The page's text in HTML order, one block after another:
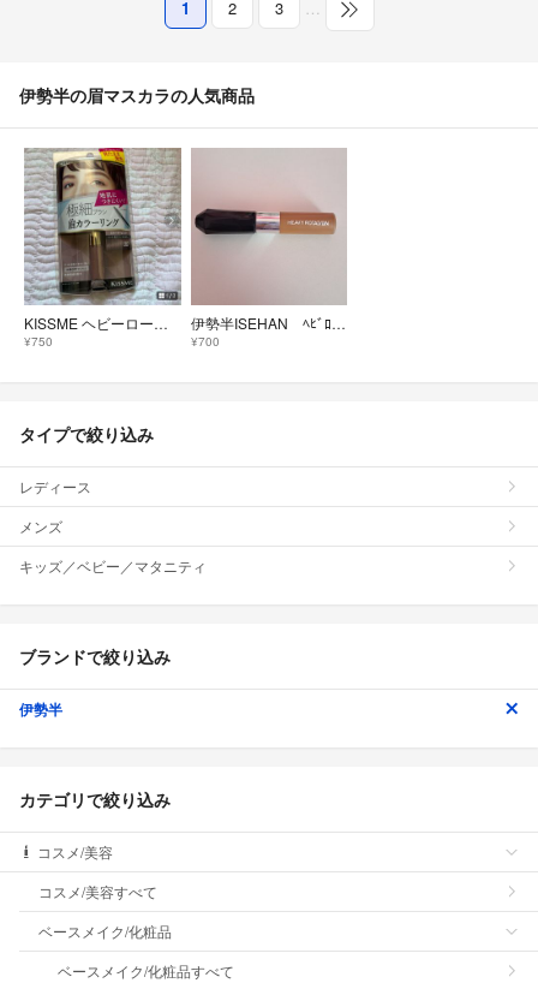
1 2 3 …
伊勢半の眉マスカラの人気商品
KISSME ヘビーローテーション 眉カラーリング スキンセンサー 30
¥750
伊勢半ISEHAN ﾍﾋﾞﾛﾃCｱｲﾌﾞﾛｳEX05 ライトブラウン
¥700
タイプで絞り込み
レディース
メンズ
キッズ／ベビー／マタニティ
ブランドで絞り込み
伊勢半
カテゴリで絞り込み
コスメ/美容
コスメ/美容すべて
ベースメイク/化粧品
ベースメイク/化粧品すべて